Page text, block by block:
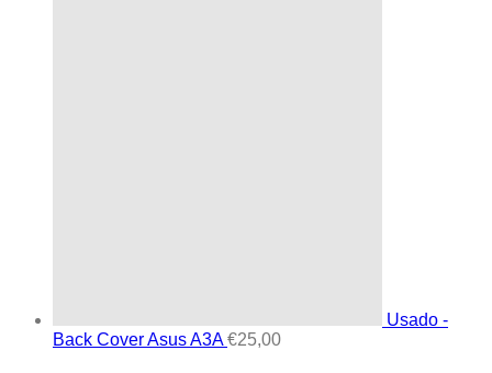
Usado -
Back Cover Asus A3A €25,00